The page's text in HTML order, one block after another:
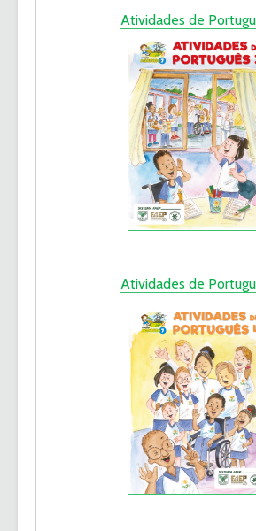
Atividades de
Atividades de